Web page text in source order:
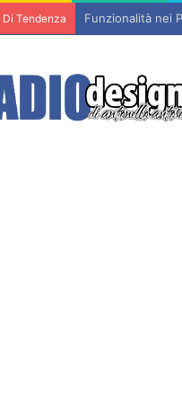
Di Tendenza Funzionalità nei